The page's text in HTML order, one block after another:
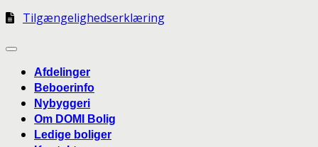
Tilgængelighedserklæring
Afdelinger
Beboerinfo
Nybyggeri
Om DOMI Bolig
Ledige boliger